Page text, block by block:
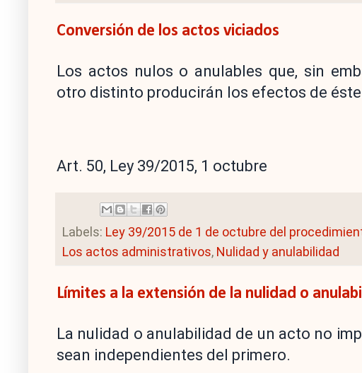
Conversión de los actos viciados
Los actos nulos o anulables que, sin
otro distinto producirán los efectos de
Art. 50, Ley 39/2015, 1 octubre
Labels: Ley 39/2015 de 1 de octubre del
Los actos administrativos, Nulidad y anulabilidad
Límites a la extensión de la nulidad o
La nulidad o anulabilidad de un acto no
sean independientes del primero.